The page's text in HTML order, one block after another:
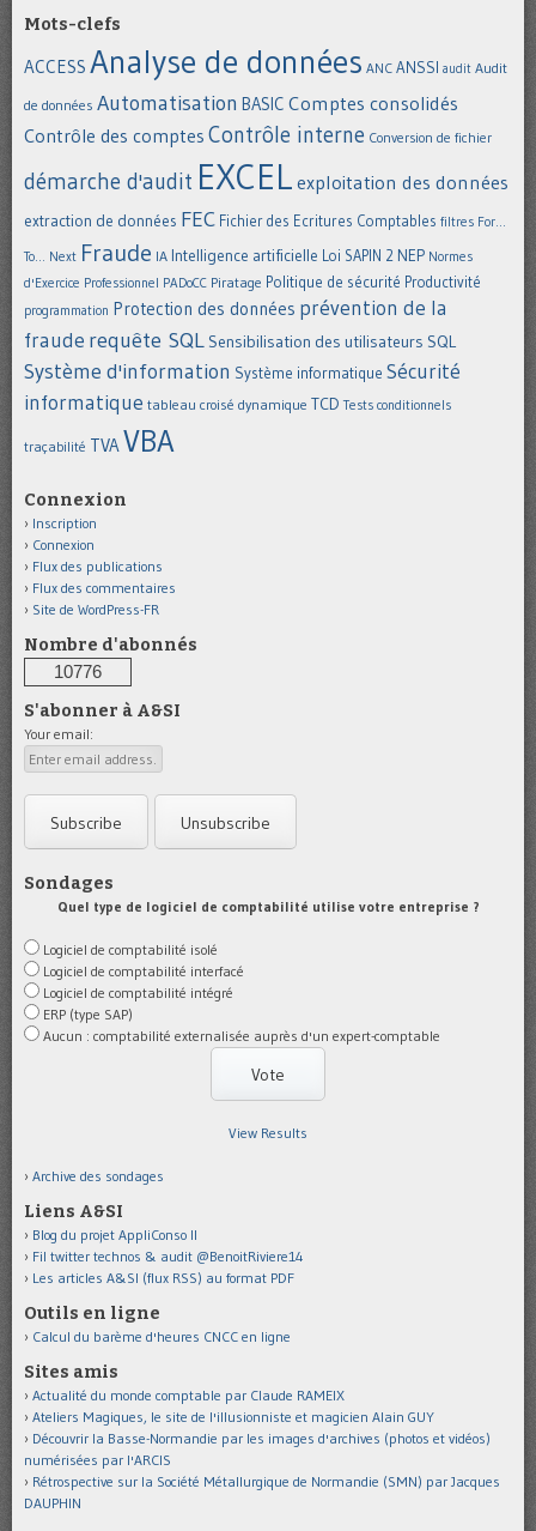
Mots-clefs
ACCESS Analyse de données ANC ANSSI audit Audit
de données Automatisation BASIC Comptes consolidés
Contrôle des comptes Contrôle interne Conversion de fichier
démarche d'audit EXCEL exploitation des données
extraction de données FEC Fichier des Ecritures Comptables filtres For...
To... Next Fraude IA Intelligence artificielle Loi SAPIN 2 NEP Normes
d'Exercice Professionnel PADoCC Piratage Politique de sécurité Productivité
programmation Protection des données prévention de la
fraude requête SQL Sensibilisation des utilisateurs SQL
Système d'information Système informatique Sécurité
informatique tableau croisé dynamique TCD Tests conditionnels
traçabilité TVAVBA
Connexion
Inscription
Connexion
Flux des publications
Flux des commentaires
Site de WordPress-FR
Nombre d'abonnés
10776
S'abonner à A&SI
Your email:
Sondages
Quel type de logiciel de comptabilité utilise votre entreprise ?
Logiciel de comptabilité isolé
Logiciel de comptabilité interfacé
Logiciel de comptabilité intégré
ERP (type SAP)
Aucun : comptabilité externalisée auprès d'un expert-comptable
View Results
Archive des sondages
Liens A&SI
Blog du projet AppliConso II
Fil twitter technos & audit @BenoitRiviere14
Les articles A&SI (flux RSS) au format PDF
Outils en ligne
Calcul du barème d'heures CNCC en ligne
Sites amis
Actualité du monde comptable par Claude RAMEIX
Ateliers Magiques, le site de l'illusionniste et magicien Alain GUY
Découvrir la Basse-Normandie par les images d'archives (photos et vidéos)
numérisées par l'ARCIS
Rétrospective sur la Société Métallurgique de Normandie (SMN) par Jacques
DAUPHIN